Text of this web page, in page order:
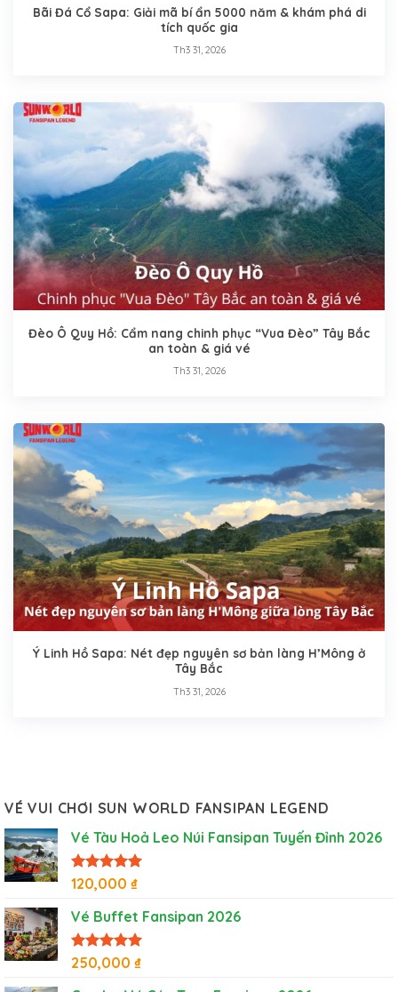
Bãi Đá Cổ Sapa: Giải mã bí ẩn 5000 năm & khám phá di
tích quốc gia
Th3 31, 2026
Đèo Ô Quy Hồ: Cẩm nang chinh phục “Vua Đèo” Tây Bắc
an toàn & giá vé
Th3 31, 2026
Ý Linh Hồ Sapa: Nét đẹp nguyên sơ bản làng H’Mông ở
Tây Bắc
Th3 31, 2026
VÉ VUI CHƠI SUN WORLD FANSIPAN LEGEND
Vé Tàu Hoả Leo Núi Fansipan Tuyến Đỉnh 2026
Được xếp
hạng
sao
120,000 ₫
Vé Buffet Fansipan 2026
Được xếp
hạng
250,000 ₫